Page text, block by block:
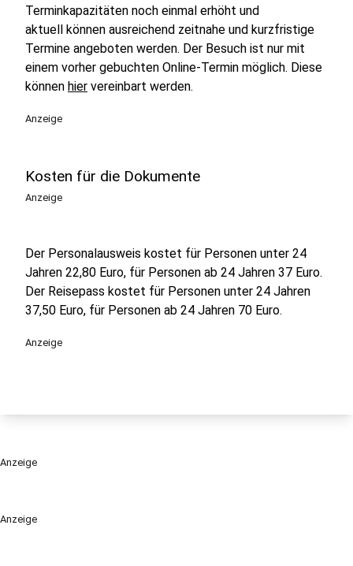
Anzeige
Terminkapazitäten noch einmal erhöht und
aktuell können ausreichend zeitnahe und kurzfristige
Termine angeboten werden. Der Besuch ist nur mit
einem vorher gebuchten Online-Termin möglich. Diese
können hier vereinbart werden.
Anzeige
Kosten für die Dokumente
Anzeige
Der Personalausweis kostet für Personen unter 24
Jahren 22,80 Euro, für Personen ab 24 Jahren 37 Euro.
Der Reisepass kostet für Personen unter 24 Jahren
37,50 Euro, für Personen ab 24 Jahren 70 Euro.
Anzeige
Anzeige